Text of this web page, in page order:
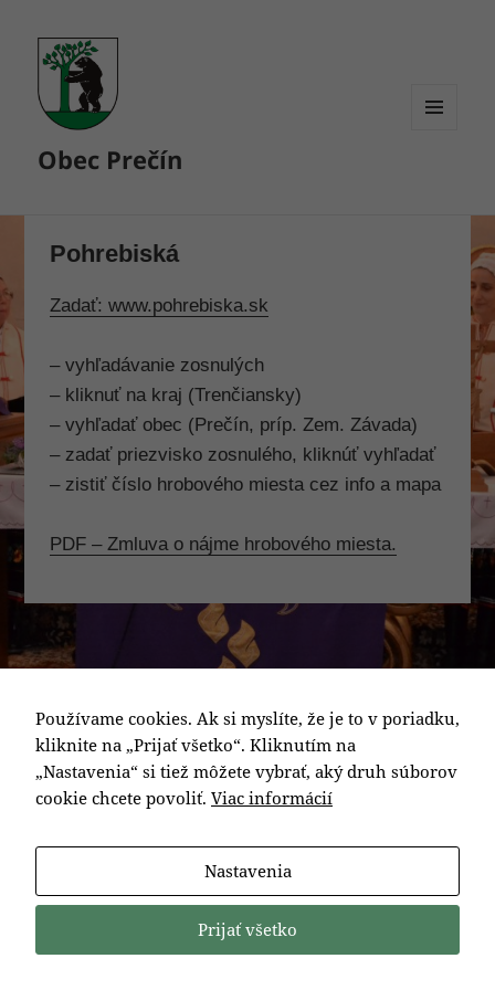
Obec Prečín
Pohrebiská
Zadať: www.pohrebiska.sk
– vyhľadávanie zosnulých
– kliknuť na kraj (Trenčiansky)
– vyhľadať obec (Prečín, príp. Zem. Závada)
– zadať priezvisko zosnulého, kliknúť vyhľadať
– zistiť číslo hrobového miesta cez info a mapa
PDF – Zmluva o nájme hrobového miesta.
Používame cookies. Ak si myslíte, že je to v poriadku,
kliknite na „Prijať všetko“. Kliknutím na
„Nastavenia“ si tiež môžete vybrať, aký druh súborov
cookie chcete povoliť. Viac informácií
Nastavenia
Prijať všetko